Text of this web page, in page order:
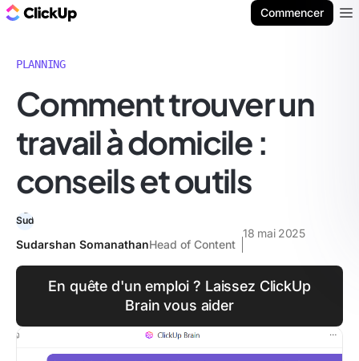
Commencer
PLANNING
Comment trouver un
travail à domicile :
conseils et outils
Sudarshan SomanathanHead of Content
18 mai 2025
En quête d'un emploi ? Laissez ClickUp
Brain vous aider